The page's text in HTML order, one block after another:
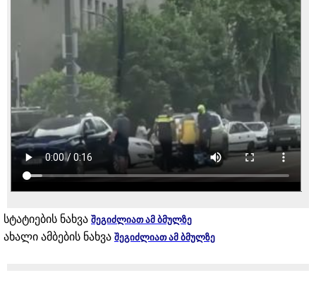
სტატიების ნახვა შეგიძლიათ ამ ბმულზე
ახალი ამბების ნახვა შეგიძლიათ ამ ბმულზე